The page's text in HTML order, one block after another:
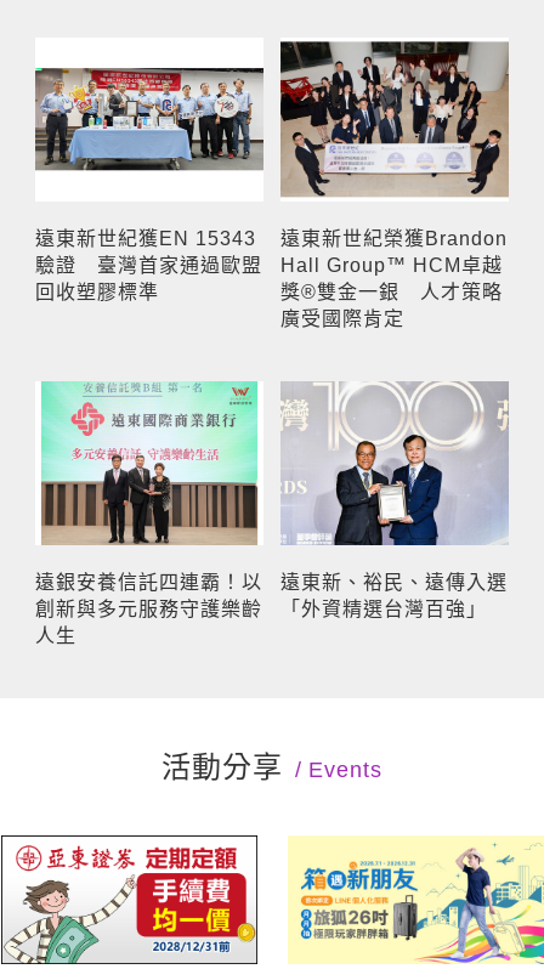
遠東新世紀獲EN 15343
驗證 臺灣首家通過歐盟
回收塑膠標準
遠東新世紀榮獲Brandon
Hall Group™ HCM卓越
獎®雙金一銀 人才策略
廣受國際肯定
遠銀安養信託四連霸！以
創新與多元服務守護樂齡
人生
遠東新、裕民、遠傳入選
「外資精選台灣百強」
活動分享 Events